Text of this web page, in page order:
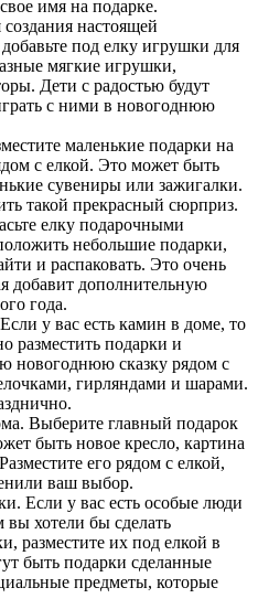
имя на подарке.
настоящей
под елку игрушки для
мягкие игрушки,
Дети с радостью будут
с ними в новогоднюю
маленькие подарки на
с елкой. Это может быть
сувениры или зажигалки.
такой прекрасный сюрприз.
елку подарочными
небольшие подарки,
и распаковать. Это очень
добавит дополнительную
года.
у вас есть камин в доме, то
разместить подарки и
новогоднюю сказку рядом с
гирляндами и шарами.
Выберите главный подарок
быть новое кресло, картина
его рядом с елкой,
ваш выбор.
Если у вас есть особые люди
хотели бы сделать
разместите их под елкой в
быть подарки сделанные
предметы, которые